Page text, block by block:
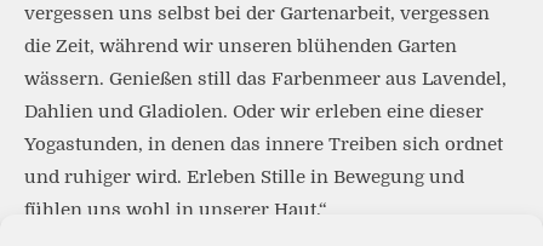
vergessen uns selbst bei der Gartenarbeit, vergessen
die Zeit, während wir unseren blühenden Garten
wässern. Genießen still das Farbenmeer aus Lavendel,
Dahlien und Gladiolen. Oder wir erleben eine dieser
Yogastunden, in denen das innere Treiben sich ordnet
und ruhiger wird. Erleben Stille in Bewegung und
fühlen uns wohl in unserer Haut.“